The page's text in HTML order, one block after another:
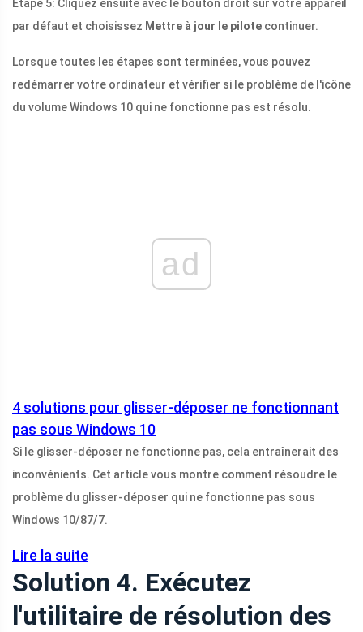
Étape 5: Cliquez ensuite avec le bouton droit sur votre appareil
par défaut et choisissez Mettre à jour le pilote continuer.
Lorsque toutes les étapes sont terminées, vous pouvez
redémarrer votre ordinateur et vérifier si le problème de l'icône
du volume Windows 10 qui ne fonctionne pas est résolu.
ad
4 solutions pour glisser-déposer ne fonctionnant
pas sous Windows 10
Si le glisser-déposer ne fonctionne pas, cela entraînerait des
inconvénients. Cet article vous montre comment résoudre le
problème du glisser-déposer qui ne fonctionne pas sous
Windows 10/87/7.
Lire la suite
Solution 4. Exécutez
l'utilitaire de résolution des